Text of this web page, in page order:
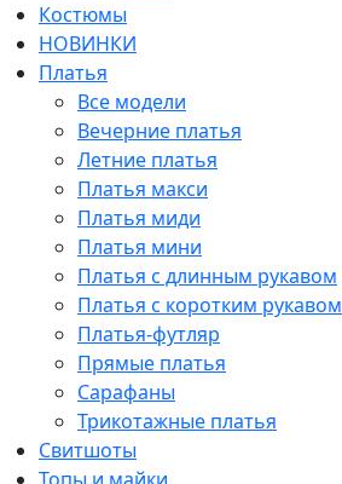
Костюмы
НОВИНКИ
Платья
Все модели
Вечерние платья
Летние платья
Платья макси
Платья миди
Платья мини
Платья с длинным рукавом
Платья с коротким рукавом
Платья-футляр
Прямые платья
Сарафаны
Трикотажные платья
Свитшоты